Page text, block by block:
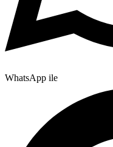
WhatsApp ile